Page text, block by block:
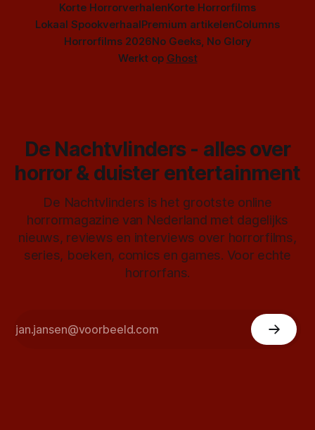
Korte HorrorverhalenKorte Horrorfilms
Lokaal SpookverhaalPremium artikelenColumns
Horrorfilms 2026No Geeks, No Glory
Werkt op Ghost
De Nachtvlinders - alles over
horror & duister entertainment
De Nachtvlinders is het grootste online
horrormagazine van Nederland met dagelijks
nieuws, reviews en interviews over horrorfilms,
series, boeken, comics en games. Voor echte
horrorfans.